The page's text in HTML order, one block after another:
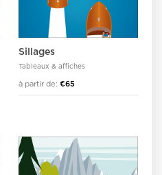
Sillages
Tableaux & affiches
à partir de: €65